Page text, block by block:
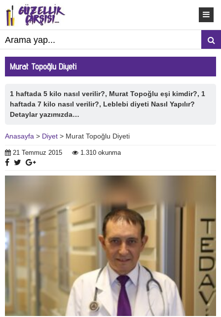
Murat Topoğlu Diyeti
1 haftada 5 kilo nasıl verilir?, Murat Topoğlu eşi kimdir?, 1
haftada 7 kilo nasıl verilir?, Leblebi diyeti Nasıl Yapılır?
Detaylar yazımızda…
Anasayfa > Diyet > Murat Topoğlu Diyeti
21 Temmuz 2015 1.310 okunma